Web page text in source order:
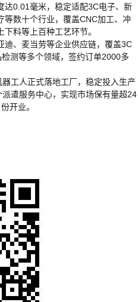
达0.01毫米，稳定适配3C电子、新
等数十个行业，覆盖CNC加工、冲
料等上百种工艺环节。
迪、麦当劳等企业供应链，覆盖3C
测等多个领域，签约订单2000多
工人正式落地工厂，稳定投入生产
遣服务中心，实现市场保有量超24
开业。